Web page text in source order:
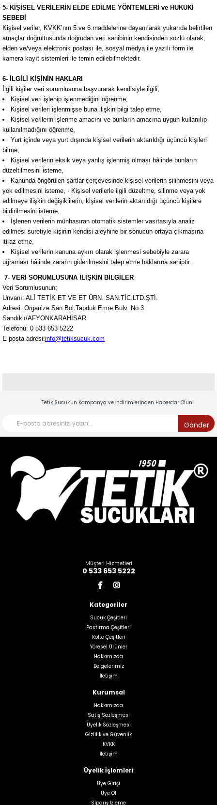
5- KİŞİSEL VERİLERİN ELDE EDİLME YÖNTEMLERİ ve HUKUKİ
SEBEBİ
Kişisel veriler, KVKK’nın 5.ve 6.maddelerine dayanılarak yukarıda belirtilen
amaçlar doğrultusunda doğrudan veri sahibinin kendisinden sözlü olarak,
elden ve/veya elektronik postası ile, sosyal medya ile yazılı form ile
kamera kayıt sistemleri ile temin edilebilmektedir.
6- İLGİLİ KİŞİNİN HAKLARI
İlgili kişiler veri sorumlusuna başvurarak kendisiyle ilgili;
Kişisel veri işlenip işlenmediğini öğrenme,
Kişisel verileri işlenmişse buna ilişkin bilgi talep etme,
Kişisel verilerin işlenme amacını ve bunların amacına uygun kullanılıp
kullanılmadığını öğrenme,
Yurt içinde veya yurt dışında kişisel verilerin aktarıldığı üçüncü kişileri
bilme,
Kişisel verilerin eksik veya yanlış işlenmiş olması hâlinde bunların
düzeltilmesini isteme,
Kanunda öngörülen şartlar çerçevesinde kişisel verilerin silinmesini veya
yok edilmesini isteme, · Kişisel verilerle ilgili düzeltme, silinme veya yok
edilmeye ilişkin değişiklilerin, kişisel verilerin aktarıldığı üçüncü kişilere
bildirilmesini isteme,
İşlenen verilerin münhasıran otomatik sistemler vasıtasıyla analiz
edilmesi suretiyle kişinin kendisi aleyhine bir sonucun ortaya çıkmasına
itiraz etme,
Kişisel verilerin kanuna aykırı olarak işlenmesi sebebiyle zarara
uğraması hâlinde zararın giderilmesini talep etme haklarına sahiptir.
7- VERİ SORUMLUSUNA İLİŞKİN BİLGİLER
Veri Sorumlusunun;
Unvanı: ALİ TETİK ET VE ET ÜRN. SAN.TİC.LTD.ŞTİ.
Adresi: Organize San.Böl.Tapduk Emre Bulv. No:3
Sandıklı/AFYONKARAHİSAR
Telefonu: 0 533 653 5222
E-posta adresi:info@tetiksucuk.com
Tetik Sucuk'un Kampanya ve İndirimlerinden Haberdar Olun!
Gönder
Müşteri Hizmetleri
0 533 653 5222
Kategoriler
Sucuk Çeşitleri
Pastırma Çeşitleri
Köfte Çeşitleri
Yöresel Ürünler
Hakkımızda
Belgelerimiz
İletişim
Kurumsal
Hakkımızda
Satış Sözleşmesi
Üyelik Sözleşmesi
Gizlilik ve Güvenlik
KVKK
İletişim
Üyelik İşlemleri
Üye Girişi
Üye Ol
Sipariş İzleme